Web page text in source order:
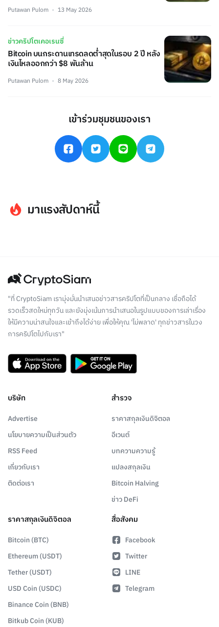
Putawan Pulom 13 May 2026
ข่าวคริปโตเคอเรนซี่
Bitcoin บนกระดานเทรดลดต่ำสุดในรอบ 2 ปี หลัง
เงินไหลออกกว่า $8 พันล้าน
Putawan Pulom 8 May 2026
เข้าร่วมชุมชนของเรา
มาแรงสัปดาห์นี้
"ที่ CryptoSiam เรามุ่งมั่นนำเสนอข่าวสารคริปโตที่เป็นกลาง เชื่อถือได้
รวดเร็วสดใหม่ทุกวัน และยังมุ่งเน้นการนำเสนอในรูปแบบของการเล่าเรื่อง
ให้มีความน่าสนใจและเข้าถึงได้ง่าย เพื่อให้คุณ 'ไม่พลาด' ทุกข่าวสารในวง
การคริปโตไปกับเรา"
บริษัท
Advertise
นโยบายความเป็นส่วนตัว
RSS Feed
เกี่ยวกับเรา
ติดต่อเรา
สำรวจ
ราคาสกุลเงินดิจิตอล
อีเวนต์
บทความความรู้
แปลงสกุลเงิน
Bitcoin Halving
ข่าว DeFi
ราคาสกุลเงินดิจิตอล
Bitcoin (BTC)
Ethereum (USDT)
Tether (USDT)
USD Coin (USDC)
Binance Coin (BNB)
Bitkub Coin (KUB)
สื่อสังคม
Facebook
Twitter
LINE
Telegram